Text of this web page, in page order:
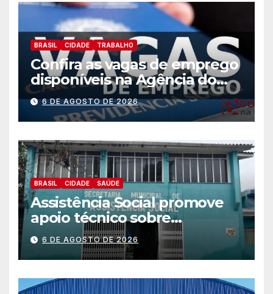
BRASIL CIDADE TRABALHO
Confira as vagas de emprego
disponíveis na Agência do
Trabalhador
6 DE AGOSTO DE 2026
BRASIL CIDADE SAÚDE
Assistência Social promove
apoio técnico sobre
preparação e resposta a
situações de emergência e
calamidade pública
6 DE AGOSTO DE 2026